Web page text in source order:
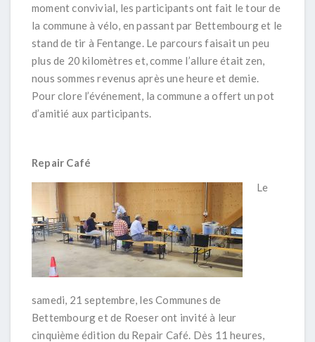
moment convivial, les participants ont fait le tour de
la commune à vélo, en passant par Bettembourg et le
stand de tir à Fentange. Le parcours faisait un peu
plus de 20 kilomètres et, comme l’allure était zen,
nous sommes revenus après une heure et demie.
Pour clore l’événement, la commune a offert un pot
d’amitié aux participants.
Repair Café
Le
samedi, 21 septembre, les Communes de
Bettembourg et de Roeser ont invité à leur
cinquième édition du Repair Café. Dès 11 heures,